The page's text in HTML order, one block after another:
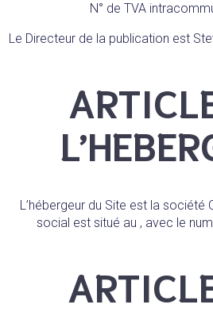
N° de TVA
Le Directeur de la publication est
L’hébergeur du Site est la société
social est situé au , avec le